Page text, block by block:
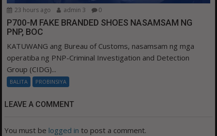
23 hours ago admin 3 0
P700-M FAKE BRANDED SHOES NASAMSAM NG
PNP, BOC
KATUWANG ang Bureau of Customs, nasamsam ng mga
operatiba ng PNP-Criminal Investigation and Detection
Group (CIDG)...
BALITA PROBINSIYA
LEAVE A COMMENT
You must be logged in to post a comment.